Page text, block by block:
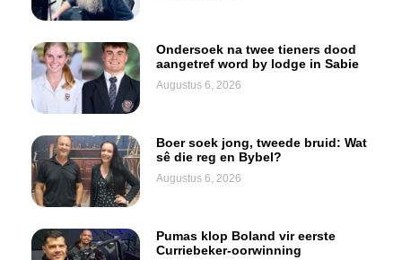
Ondersoek na twee tieners dood
aangetref word by lodge in Sabie
Augustus 6, 2026
Boer soek jong, tweede bruid: Wat
sê die reg en Bybel?
Augustus 6, 2026
Pumas klop Boland vir eerste
Curriebeker-oorwinning